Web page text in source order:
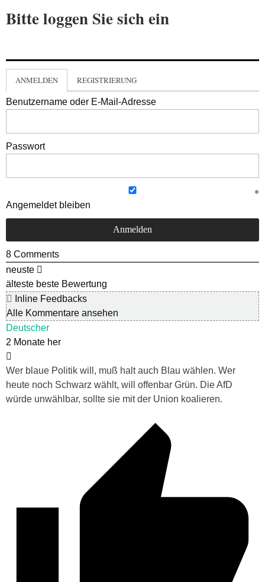
Bitte loggen Sie sich ein
ANMELDEN REGISTRIERUNG
Benutzername oder E-Mail-Adresse
Passwort
Angemeldet bleiben
8 Comments
neuste
älteste beste Bewertung
Inline Feedbacks
Alle Kommentare ansehen
Deutscher
2 Monate her
Wer blaue Politik will, muß halt auch Blau wählen. Wer
heute noch Schwarz wählt, will offenbar Grün. Die AfD
würde unwählbar, sollte sie mit der Union koalieren.